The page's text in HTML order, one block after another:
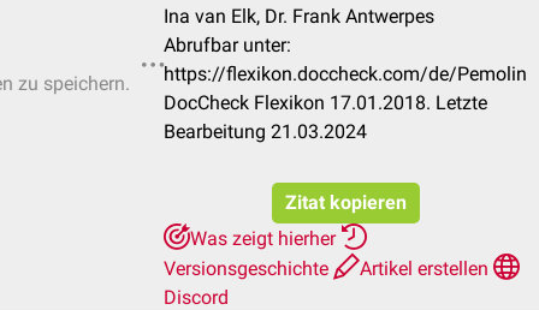
zu speichern.
Ina van Elk, Dr. Frank Antwerpes
Abrufbar unter:
https://flexikon.doccheck.com/de/Pemolin
DocCheck Flexikon 17.01.2018. Letzte
Bearbeitung 21.03.2024
Zitat kopieren
Was zeigt hierher
Versionsgeschichte
Artikel erstellen
Discord